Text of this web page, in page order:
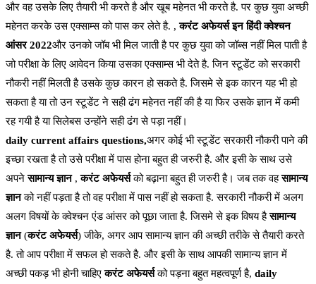
और वह उसके लिए तैयारी भी करते है और खूब महेनत भी करते है. पर कुछ युवा अच्छी
महेनत करके उस एक्साम्स को पास कर लेते है. ,करंट अफेयर्स इन हिंदी क्वेश्चन
आंसर 2022और उनको जॉब भी मिल जाती है पर कुछ युवा को जॉब्स नहीं मिल पाती है
जो परीक्षा के लिए आवेदन किया उसका एक्साम्स भी देते है. जिन स्टूडेंट को सरकारी
नौकरी नहीं मिलती है उसके कुछ कारन हो सकते है. जिसमे से इक कारन यह भी हो
सकता है या तो उन स्टूडेंट ने सही ढंग महेनत नहीं की है या फिर उसके ज्ञान में कमी
रह गयी है या सिलेबस उन्होंने सही ढंग से पड़ा नहीं।
daily current affairs questions,अगर कोई भी स्टूडेंट सरकारी नौकरी पाने की
इच्छा रखता है तो उसे परीक्षा में पास होना बहुत ही जरुरी है. और इसी के साथ उसे
अपनेसामान्य ज्ञान,करंट अफेयर्सको बढ़ाना बहुत ही जरुरी है। जब तक वहसामान्य
ज्ञानको नहीं पड़ता है तो वह परीक्षा में पास नहीं हो सकता है. सरकारी नौकरी में अलग
अलग विषयों के क्वेश्चन एंड आंसर को पूछा जाता है. जिसमे से इक विषय हैसामान्य
ज्ञान(करंट अफेयर्स) जीके, अगर आप सामान्य ज्ञान की अच्छी तरीके से तैयारी करते
है. तो आप परीक्षा में सफल हो सकते है. और इसी के साथ आपकी सामान्य ज्ञान में
अच्छी पकड़ भी होनी चाहिएकरंट अफेयर्सको पड़ना बहुत महत्वपूर्ण है, daily